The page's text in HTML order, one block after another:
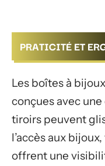
PRATICITÉ ET
Les boîtes à
conçues avec
tiroirs peuvent
l’accès aux
offrent une